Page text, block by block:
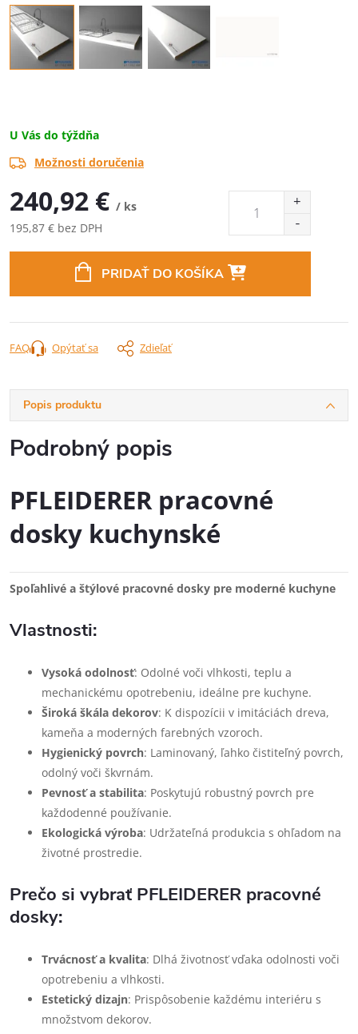
U Vás do týždňa
Možnosti doručenia
240,92 € / ks
195,87 € bez DPH
PRIDAŤ DO KOŠÍKA
Opýtať sa Zdieľať
FAQ
Popis produktu
Podrobný popis
PFLEIDERER pracovné
dosky kuchynské
Spoľahlivé a štýlové pracovné dosky pre moderné kuchyne
Vlastnosti:
Vysoká odolnosť: Odolné voči vlhkosti, teplu a
mechanickému opotrebeniu, ideálne pre kuchyne.
Široká škála dekorov: K dispozícii v imitáciách dreva,
kameňa a moderných farebných vzoroch.
Hygienický povrch: Laminovaný, ľahko čistiteľný povrch,
odolný voči škvrnám.
Pevnosť a stabilita: Poskytujú robustný povrch pre
každodenné používanie.
Ekologická výroba: Udržateľná produkcia s ohľadom na
životné prostredie.
Prečo si vybrať PFLEIDERER pracovné
dosky:
Trvácnosť a kvalita: Dlhá životnosť vďaka odolnosti voči
opotrebeniu a vlhkosti.
Estetický dizajn: Prispôsobenie každému interiéru s
množstvom dekorov.